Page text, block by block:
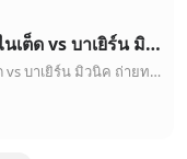
live แมนเชสเตอร์ ยูไนเต็ด vs บาเยิร์น มิวนิค ถ่ายทอดสด, ถ่ายทอดสด ยูฟ่าแชมเปียนส์ลีก - keelalive
live แมนเชสเตอร์ ยูไนเต็ด vs บาเยิร์น มิวนิค ถ่ายทอดสดฟรี, ถ่ายทอดสด ดูบอลสด ยูฟ่าแชมเปียนส์ลีก, ดูบอลสด, ดูกีฬาออนไลน์ ดูบอลสด,รายงานการแข่งขัน, การทำประตู,ผู้เล่นตัวจริง | keelalive,808thai